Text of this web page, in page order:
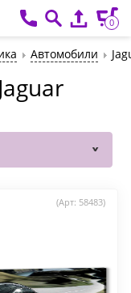
0
Автомобили
(Арт: 58483)